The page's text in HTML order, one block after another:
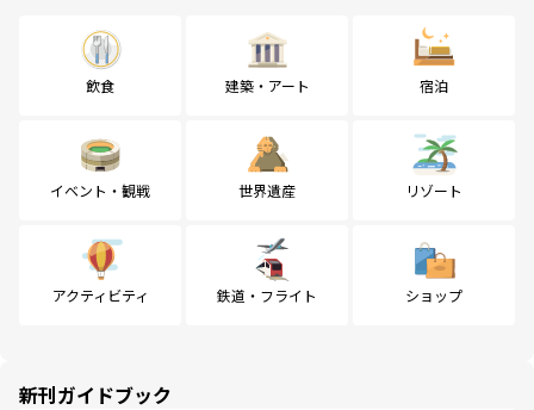
飲食 建築・アート 宿泊
イベント・観戦 世界遺産 リゾート
アクティビティ 鉄道・フライト ショップ
新刊ガイドブック